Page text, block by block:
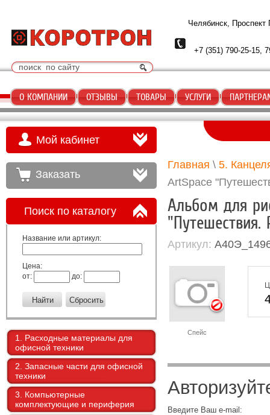
Челябинск,
+7 (351) 790-25-15,
О КОМПАНИИ ОТЗЫВЫ ТОВАРЫ УСЛУГИ
Мой кабинет
Заказать
Поиск по каталогу
Название или артикул:
Цена:
от:
до:
1. Расходные материалы для
офисной техники
2. Запасные части для офисной
техники
3. Компьютерные
комплектующие и периферия
Главная \ 5.
ArtSpace
Альбом для
Артикул:
Спейс
Введите Ваш e-mail: